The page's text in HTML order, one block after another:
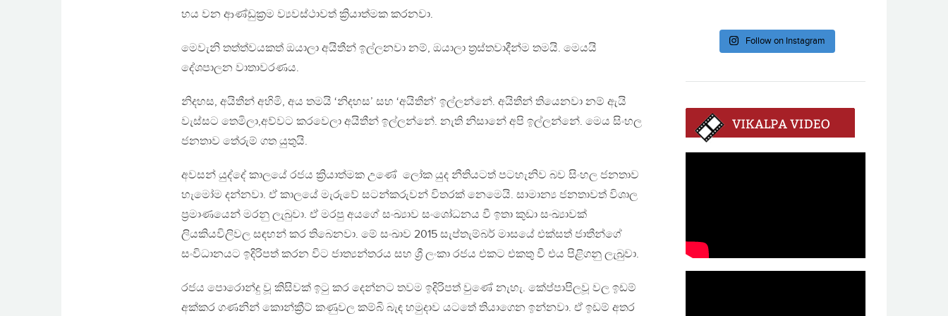
හය වන ආණ්ඩුක්‍රම ව්‍යවස්ථාවත් ක්‍රියාත්මක කරනවා.
මෙවැනි තත්ත්වයකත් ඔයාලා අයිතීන් ඉල්ලනවා නම්, ඔයාලා ත්‍රස්තවාදීන්ම තමයි. මෙයයි
දේශපාලන වාතාවරණය.
නිදහස, අයිතීන් අහිමි, අය තමයි ‘නිදහස’ සහ ‘අයිතීන්’ ඉල්ලන්නේ. අයිතීන් තියෙනවා නම් ඇයි
වැස්සට තෙමිලා,අව්වට කරවෙලා අයිතීන් ඉල්ලන්නේ. නැති නිසානේ අපි ඉල්ලන්නේ. මෙය සිංහල
ජනතාව තේරුම් ගත යුතුයි.
අවසන් යුද්දේ කාලයේ රජය ක්‍රියාත්මක උණේ ලෝක යුද නීතියටත් පටහැනිව බව සිංහල ජනතාව
හැමෝම දන්නවා. ඒ කාලයේ මැරුවේ සටන්කරුවන් විතරක් නෙමෙයි. සාමාන්‍ය ජනතාවත් විශාල
ප්‍රමාණයෙන් මරනු ලැබුවා. ඒ මරපු අයගේ සංඛ්‍යාව සංශෝධනය වී ඉතා කුඩා සංඛ්‍යාවක්
ලියකියවිලිවල සඳහන් කර තිබෙනවා. මේ සංඛාව 2015 සැප්තැම්බර් මාසයේ එක්සත් ජාතීන්ගේ
සංවිධානයට ඉදිරිපත් කරන විට ජාත්‍යන්තරය සහ ශ්‍රී ලංකා රජය එකට එකතු වී එය පිළිගනු ලැබුවා.
රජය පොරොන්දු වූ කිසිවක් ඉටු කර දෙන්නට තවම ඉදිරිපත් වුණේ නැහැ. කේප්පාපිලවූ වල ඉඩම්
අක්කර ගණනින් කොන්ක්‍රීට් කණුවල කම්බි බැඳ හමුදාව යටතේ තියාගෙන ඉන්නවා. ඒ ඉඩම් අතර
Follow on Instagram